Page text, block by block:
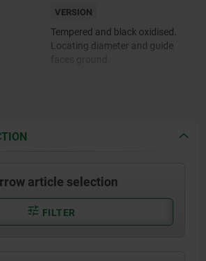
VERSION
Tempered and black oxidised.
Locating diameter and guide
article selection
FILTER